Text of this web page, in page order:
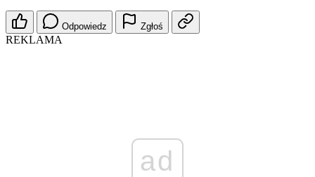
Odpowiedz Zgłoś
REKLAMA
ad